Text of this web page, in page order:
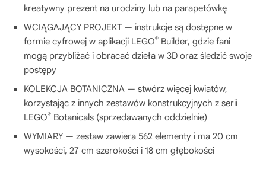
kreatywny prezent na urodziny lub na parapetówkę
WCIĄGAJĄCY PROJEKT — instrukcje są dostępne w
formie cyfrowej w aplikacji LEGO® Builder, gdzie fani
mogą przybliżać i obracać dzieła w 3D oraz śledzić swoje
postępy
KOLEKCJA BOTANICZNA — stwórz więcej kwiatów,
korzystając z innych zestawów konstrukcyjnych z serii
LEGO® Botanicals (sprzedawanych oddzielnie)
WYMIARY — zestaw zawiera 562 elementy i ma 20 cm
wysokości, 27 cm szerokości i 18 cm głębokości